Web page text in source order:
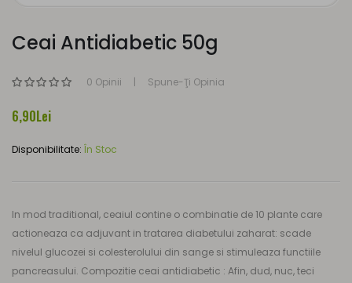
Ceai Antidiabetic 50g
0 Opinii Spune-Ţi Opinia
6,90Lei
Disponibilitate: În Stoc
In mod traditional, ceaiul contine o combinatie de 10 plante care
actioneaza ca adjuvant in tratarea diabetului zaharat: scade
nivelul glucozei si colesterolului din sange si stimuleaza functiile
pancreasului. Compozitie ceai antidiabetic : Afin, dud, nuc, teci